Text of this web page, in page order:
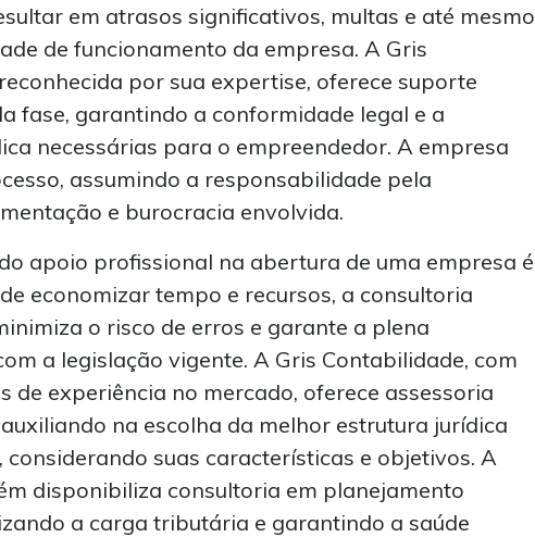
em atrasos significativos, multas e até mesmo
de funcionamento da empresa. A Gris
por sua expertise, oferece suporte
fase, garantindo a conformidade legal e a
necessárias para o empreendedor. A empresa
assumindo a responsabilidade pela
e burocracia envolvida.
apoio profissional na abertura de uma empresa é
economizar tempo e recursos, a consultoria
o risco de erros e garante a plena
a legislação vigente. A Gris Contabilidade, com
de experiência no mercado, oferece assessoria
na escolha da melhor estrutura jurídica
considerando suas características e objetivos. A
disponibiliza consultoria em planejamento
a carga tributária e garantindo a saúde